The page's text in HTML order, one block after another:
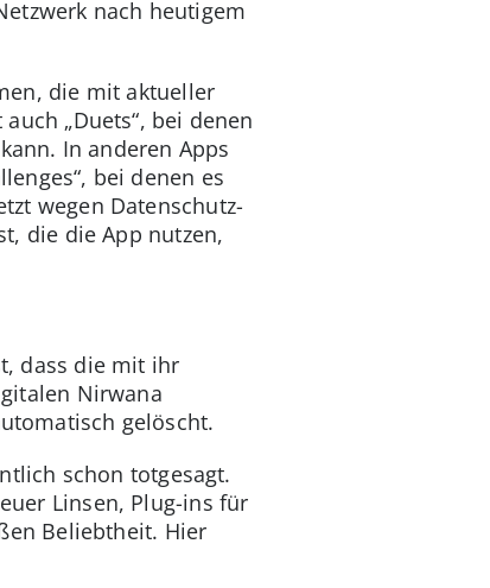
nach heutigem
die mit aktueller
„Duets“, bei denen
In anderen Apps
bei denen es
wegen Datenschutz-
die die App nutzen,
dass die mit ihr
Nirwana
gelöscht.
schon totgesagt.
Linsen, Plug-ins für
Beliebtheit. Hier